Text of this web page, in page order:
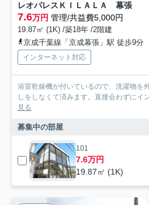
レオパレスＫＩＬＡＬＡ 幕張
7.6万円 管理/共益費5,000円
19.87㎡ (1K) /築18年 /2階建
京成千葉線「京成幕張」駅 徒歩9分
インターネット対応
浴室乾燥機が付いているので、洗濯物を
しをしなくて済みます。直接会わずにイ
見る
募集中の部屋
101
7.6万円
19.87㎡ (1K)